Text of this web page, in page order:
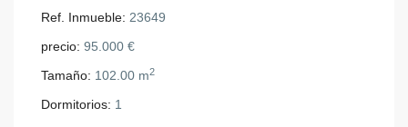
Ref. Inmueble: 23649
precio: 95.000 €
Tamaño: 102.00 m2
Dormitorios: 1